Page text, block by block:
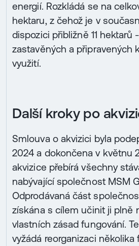
energií. Rozkládá se na
hektaru, z čehož je v
dispozici přibližně 11 hektarů
zastavěných a připravených
využití.
Další kroky po
Smlouva o akvizici byla
2024 a dokončena v květnu
akvizice přebírá všechny
nabývající společnost MSM
Odprodávaná část
získána s cílem učinit ji plně
vlastních zásad fungování.
vyžádá reorganizaci